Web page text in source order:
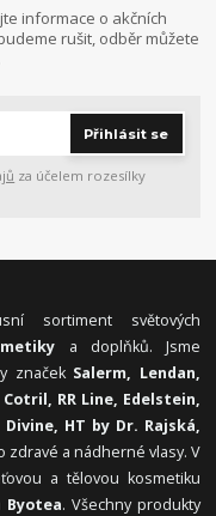
informace o akčních
rušit, odběr můžete
Přihlásit se
za účelem rozesílky
sortiment světových
a doplňků. Jsme
značek Salerm, Lendan,
RR Line, Edelstein,
Divine, HT by Dr. Rajská,
zdravé a nádherné vlasy. V
a tělovou kosmetiku
Byotea. Všechny produkty